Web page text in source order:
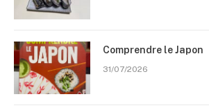
Comprendre le Japon
31/07/2026